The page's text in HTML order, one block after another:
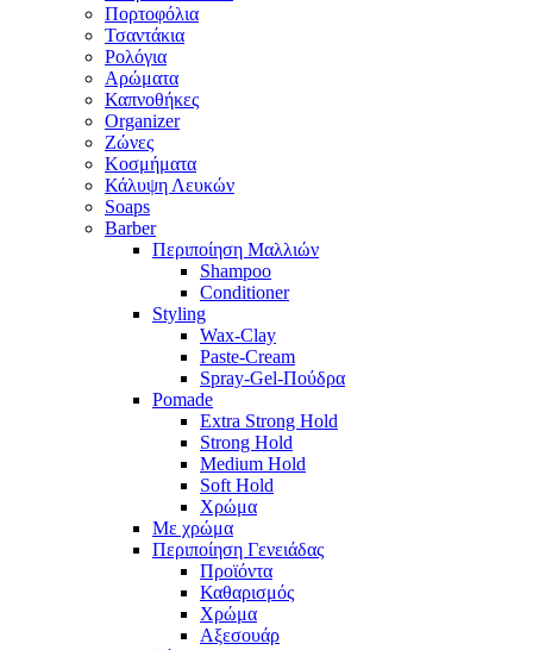
Πορτοφόλια
Τσαντάκια
Ρολόγια
Αρώματα
Καπνοθήκες
Organizer
Ζώνες
Κοσμήματα
Κάλυψη Λευκών
Soaps
Barber
Περιποίηση Μαλλιών
Shampoo
Conditioner
Styling
Wax-Clay
Paste-Cream
Spray-Gel-Πούδρα
Pomade
Extra Strong Hold
Strong Hold
Medium Hold
Soft Hold
Χρώμα
Με χρώμα
Περιποίηση Γενειάδας
Προϊόντα
Καθαρισμός
Χρώμα
Αξεσουάρ